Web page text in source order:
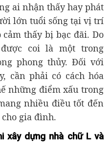
ai nhận thấy hay phát
lớn tuổi sống tại vị trí
thấy bị bạc đãi. Do
coi là một trong
phong thủy. Đối với
cần phải có cách hóa
những điểm xấu trong
nhiều điều tốt đến
gia đình.
xây dựng nhà chữ L và